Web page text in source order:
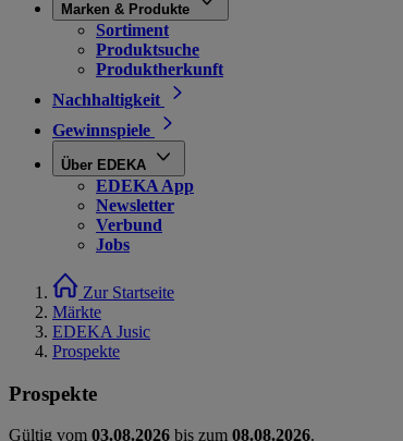
Marken & Produkte
Sortiment
Produktsuche
Produktherkunft
Nachhaltigkeit
Gewinnspiele
Über EDEKA
EDEKA App
Newsletter
Verbund
Jobs
Zur Startseite
Märkte
EDEKA Jusic
Prospekte
Prospekte
Gültig vom 03.08.2026 bis zum 08.08.2026.